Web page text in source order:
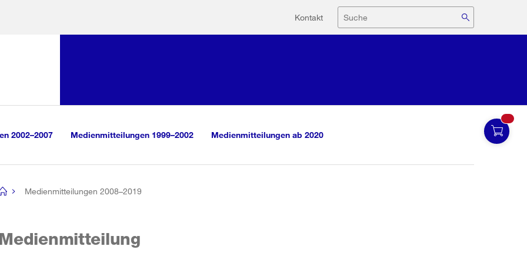
Hilfsnavigation
Kontakt Suche
2002–2007 Medienmitteilungen 1999–2002 Medienmitteilungen ab 2020
Medienmitteilungen 2008–2019